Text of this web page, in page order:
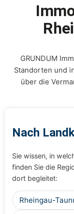
GRUNDUM
Standorten und
über die
Nach
Sie wissen, in
finden Sie die
dort begleitet:
Rheingau-